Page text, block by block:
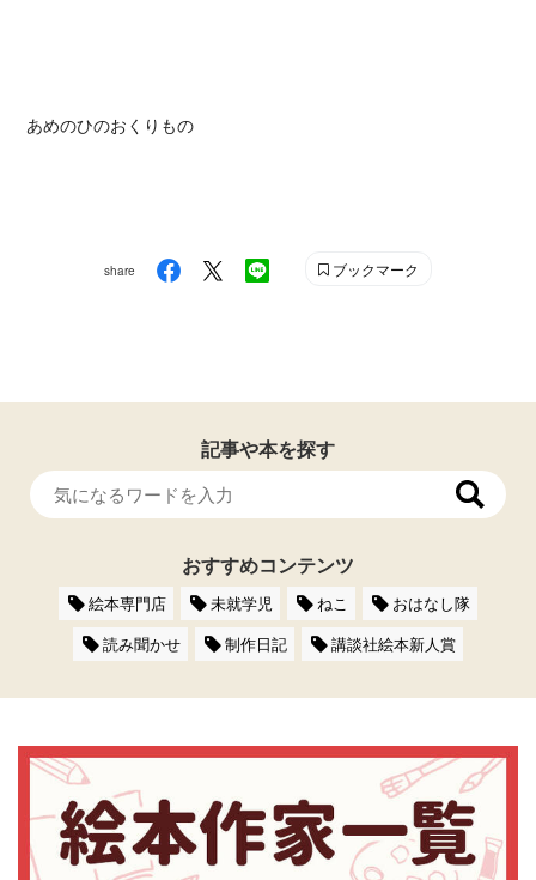
あめのひのおくりもの
share ブックマーク
記事や本を探す
おすすめコンテンツ
絵本専門店 未就学児 ねこ
おはなし隊
読み聞かせ
制作日記 講談社絵本新人賞